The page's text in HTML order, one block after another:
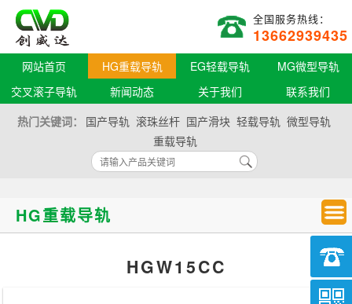
全国服务热线：
13662939435
网站首页 HG重载导轨 EG轻载导轨
MG微型导轨
交叉滚子导轨
新闻动态 关于我们
联系我们
热门关键词：
国产导轨 滚珠丝杆 国产滑块 轻载导轨 微型导轨
重载导轨
HG重载导轨
HGW15CC